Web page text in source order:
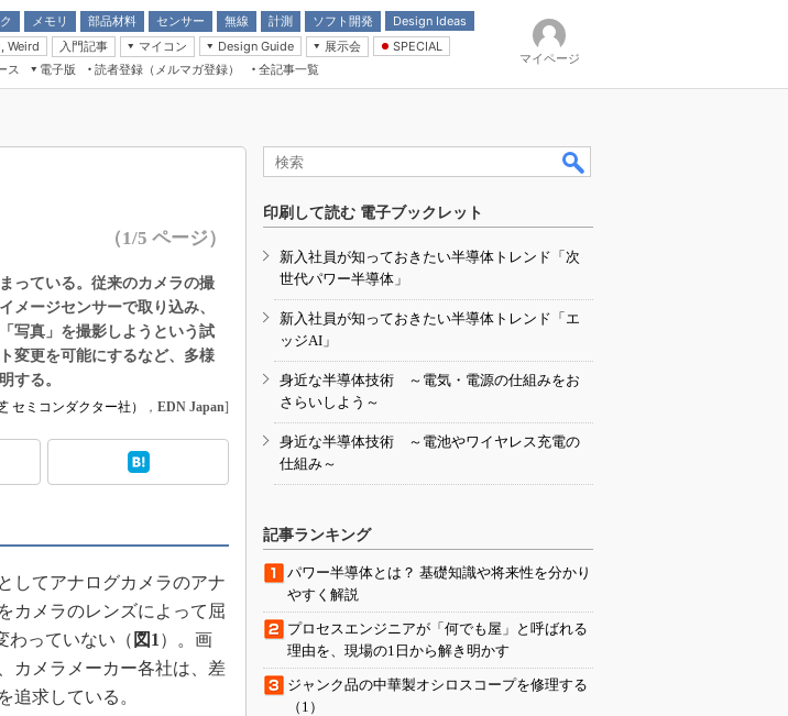
メモリ
部品材料
センサー 無線 計測 ソフト開発
Design Ideas
アナログ機能回路
計測とテスト
Weird
入門記事
マイコン
Design Guide
機器
展示会
CEATEC
組込み/エッジコンピューティング展
AUTOMOTIVE WORLD
SPECIAL
Microchip情報
ス
電子版
読者登録（メルマガ登録） 全記事一覧
マイページ
（1/5 ページ）
っている。従来のカメラの撮
メージセンサーで取り込み、
写真」を撮影しようという試
変更を可能にするなど、多様
する。
セミコンダクター社） ， EDN Japan]
してアナログカメラのアナ
カメラのレンズによって屈
わっていない（ 図1 ）。画
カメラメーカー各社は、差
追求している。
印刷して読む 電子ブックレット
新入社員が知っておきたい半導体トレンド「次
世代パワー半導体」
新入社員が知っておきたい半導体トレンド「エ
ッジAI」
身近な半導体技術 ～電気・電源の仕組みをお
さらいしよう～
身近な半導体技術 ～電池やワイヤレス充電の
仕組み～
記事ランキング
パワー半導体とは？ 基礎知識や将来性を分かり
やすく解説
プロセスエンジニアが「何でも屋」と呼ばれる
理由を、現場の1日から解き明かす
ジャンク品の中華製オシロスコープを修理する
（1）